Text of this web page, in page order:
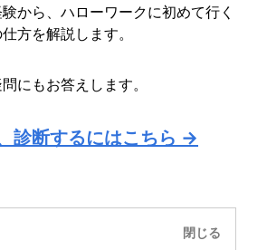
から、ハローワークに初めて行く
方を解説します。
にもお答えします。
診断するにはこちら →
閉じる